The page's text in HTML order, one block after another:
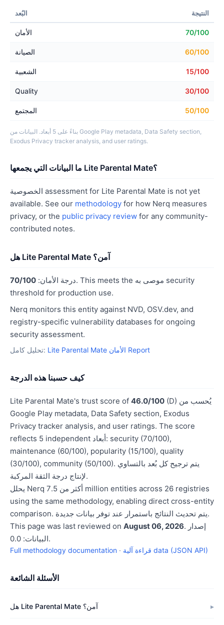
البُعد النتيجة
الأمان 70/100
الصيانة 60/100
الشعبية 15/100
Quality 30/100
المجتمع 50/100
بناءً على 5 أبعاد. البيانات من Google Play metadata, Data Safety section,
Exodus Privacy tracker analysis, and user ratings.
ما البيانات التي يجمعها Lite Parental Mate؟
الخصوصية assessment for Lite Parental Mate is not yet
available. See our methodology for how Nerq measures
privacy, or the public privacy review for any community-
contributed notes.
هل Lite Parental Mate آمن؟
درجة الأمان: 70/100
. This meets the موصى به security
threshold for production use.
Nerq monitors this entity against NVD, OSV.dev, and
registry-specific vulnerability databases for ongoing
security assessment.
تحليل كامل: Lite Parental Mate الأمان Report
كيف حسبنا هذه الدرجة
Lite Parental Mate's trust score of 46.0/100 (D) يُحسب من
Google Play metadata, Data Safety section, Exodus
Privacy tracker analysis, and user ratings. The score
reflects 5 independent أبعاد: security (70/100),
maintenance (60/100), popularity (15/100), quality
(30/100), community (50/100). يتم ترجيح كل بُعد بالتساوي
لإنتاج درجة الثقة المركبة.
يحلل Nerq أكثر من 7.5 million entities across 26 registries
using the same methodology, enabling direct cross-entity
comparison. يتم تحديث النتائج باستمرار عند توفر بيانات جديدة.
This page was last reviewed on August 06, 2026. إصدار
البيانات: 0.0.
Full methodology documentation · قراءة آلية data (JSON API)
الأسئلة الشائعة
هل Lite Parental Mate آمن؟